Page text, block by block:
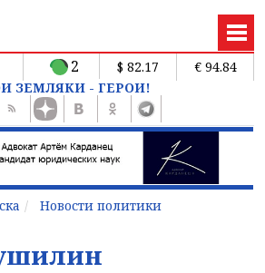
2 $ 82.17
€ 94.84
ЗЕМЛЯКИ - ГЕРОИ!
Новости политики